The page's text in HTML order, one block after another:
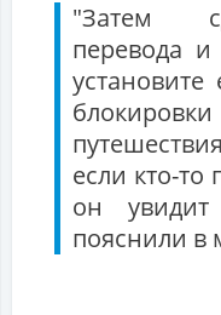
"Затем
перевода и
установите
если кто-то
он
пояснили в